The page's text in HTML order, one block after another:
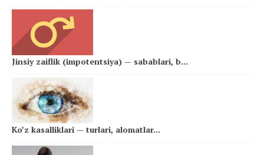
Jinsiy zaiflik (impotentsiya) — sabablari, b...
Ko’z kasalliklari — turlari, alomatlar...